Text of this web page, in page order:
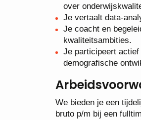
over
Je vertaalt data-
Je coacht en
kwaliteitsambities.
Je participeert
demografische
We bieden je een
bruto p/m bij een